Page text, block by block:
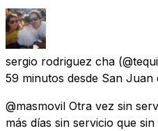
sergio rodriguez cha
59 minutos desde San Juan
@masmovil Otra vez sin
más días sin servicio que